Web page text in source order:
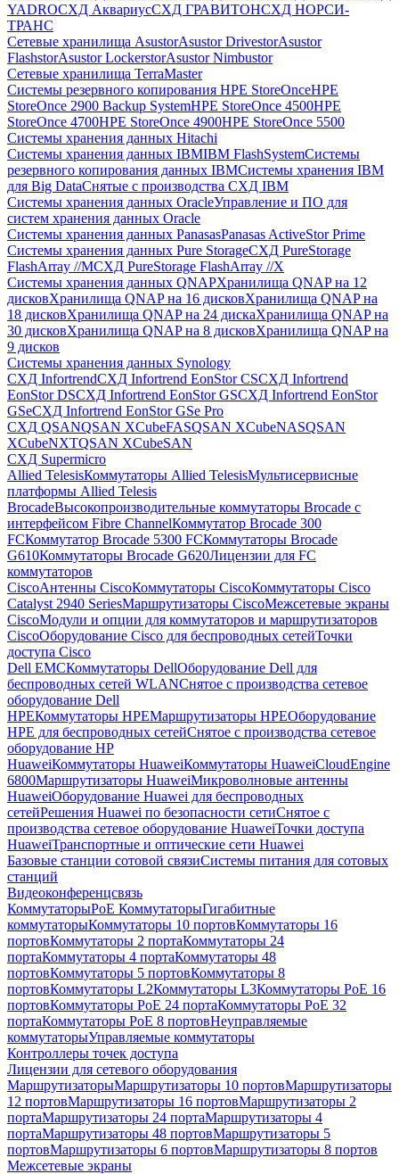
YADROСХД АквариусСХД ГРАВИТОНСХД НОРСИ-
ТРАНС
Сетевые хранилища AsustorAsustor DrivestorAsustor
FlashstorAsustor LockerstorAsustor Nimbustor
Сетевые хранилища TerraMaster
Системы резервного копирования HPE StoreOnceHPE
StoreOnce 2900 Backup SystemHPE StoreOnce 4500HPE
StoreOnce 4700HPE StoreOnce 4900HPE StoreOnce 5500
Системы хранения данных Hitachi
Системы хранения данных IBMIBM FlashSystemСистемы
резервного копирования данных IBMСистемы хранения IBM
для Big DataСнятые с производства СХД IBM
Системы хранения данных OracleУправление и ПО для
систем хранения данных Oracle
Системы хранения данных PanasasPanasas ActiveStor Prime
Системы хранения данных Pure StorageСХД PureStorage
FlashArray //MСХД PureStorage FlashArray //X
Системы хранения данных QNAPХранилища QNAP на 12
дисковХранилища QNAP на 16 дисковХранилища QNAP на
18 дисковХранилища QNAP на 24 дискаХранилища QNAP на
30 дисковХранилища QNAP на 8 дисковХранилища QNAP на
9 дисков
Системы хранения данных Synology
СХД InfortrendСХД Infortrend EonStor CSСХД Infortrend
EonStor DSСХД Infortrend EonStor GSСХД Infortrend EonStor
GSeСХД Infortrend EonStor GSe Pro
СХД QSANQSAN XCubeFASQSAN XCubeNASQSAN
XCubeNXTQSAN XCubeSAN
СХД Supermicro
Allied TelesisКоммутаторы Allied TelesisМультисервисные
платформы Allied Telesis
BrocadeВысокопроизводительные коммутаторы Brocade с
интерфейсом Fibre ChannelКоммутатор Brocade 300
FCКоммутатор Brocade 5300 FCКоммутаторы Brocade
G610Коммутаторы Brocade G620Лицензии для FC
коммутаторов
CiscoАнтенны CiscoКоммутаторы CiscoКоммутаторы Cisco
Catalyst 2940 SeriesМаршрутизаторы CiscoМежсетевые экраны
CiscoМодули и опции для коммутаторов и маршрутизаторов
CiscoОборудование Cisco для беспроводных сетейТочки
доступа Cisco
Dell EMCКоммутаторы DellОборудование Dell для
беспроводных сетей WLANСнятое с производства сетевое
оборудование Dell
HPEКоммутаторы HPEМаршрутизаторы HPEОборудование
HPE для беспроводных сетейСнятое с производства сетевое
оборудование HP
HuaweiКоммутаторы HuaweiКоммутаторы HuaweiCloudEngine
6800Маршрутизаторы HuaweiМикроволновые антенны
HuaweiОборудование Huawei для беспроводных
сетейРешения Huawei по безопасности сетиСнятое с
производства сетевое оборудование HuaweiТочки доступа
HuaweiТранспортные и оптические сети Huawei
Базовые станции сотовой связиСистемы питания для сотовых
станций
Видеоконференцсвязь
КоммутаторыPoE КоммутаторыГигабитные
коммутаторыКоммутаторы 10 портовКоммутаторы 16
портовКоммутаторы 2 портаКоммутаторы 24
портаКоммутаторы 4 портаКоммутаторы 48
портовКоммутаторы 5 портовКоммутаторы 8
портовКоммутаторы L2Коммутаторы L3Коммутаторы PoE 16
портовКоммутаторы PoE 24 портаКоммутаторы PoE 32
портаКоммутаторы PoE 8 портовНеуправляемые
коммутаторыУправляемые коммутаторы
Контроллеры точек доступа
Лицензии для сетевого оборудования
МаршрутизаторыМаршрутизаторы 10 портовМаршрутизаторы
12 портовМаршрутизаторы 16 портовМаршрутизаторы 2
портаМаршрутизаторы 24 портаМаршрутизаторы 4
портаМаршрутизаторы 48 портовМаршрутизаторы 5
портовМаршрутизаторы 6 портовМаршрутизаторы 8 портов
Межсетевые экраны